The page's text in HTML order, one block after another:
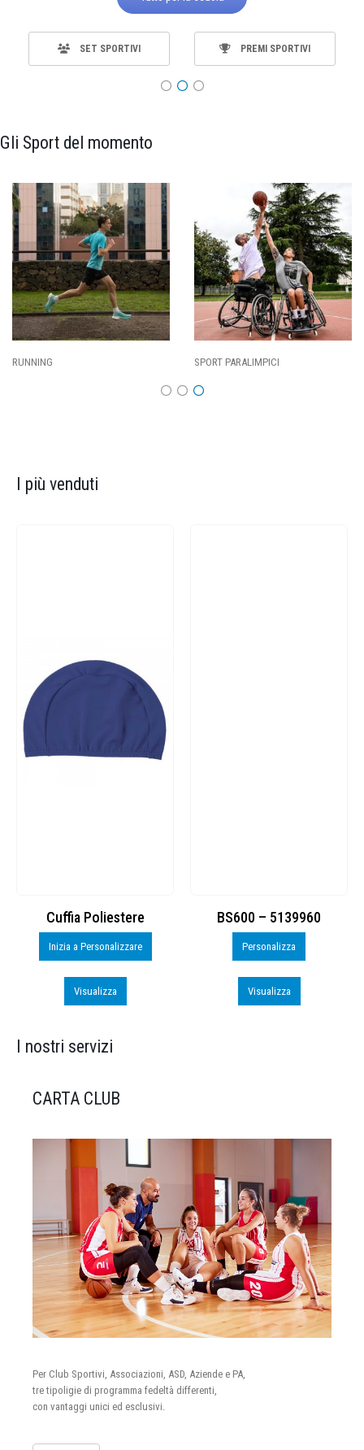
SET SPORTIVI PREMI SPORTIVI
Gli Sport del momento
BASKET
I più venduti
Cuffia Poliestere
Inizia a Personalizzare
Visualizza
BS600 – 5139960
Personalizza
Visualizza
I nostri servizi
CARTA CLUB
Per Club Sportivi, Associazioni, ASD, Aziende e PA,
tre tipoligie di programma fedeltà differenti,
con vantaggi unici ed esclusivi.